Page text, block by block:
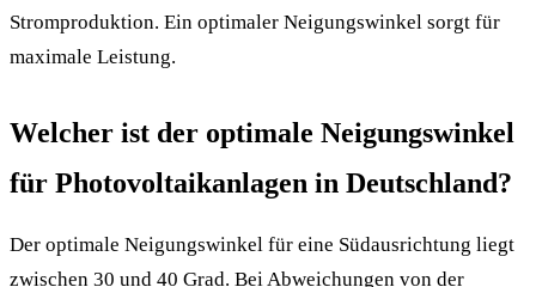
Stromproduktion. Ein optimaler Neigungswinkel sorgt für
maximale Leistung.
Welcher ist der optimale Neigungswinkel
für Photovoltaikanlagen in Deutschland?
Der optimale Neigungswinkel für eine Südausrichtung liegt
zwischen 30 und 40 Grad. Bei Abweichungen von der